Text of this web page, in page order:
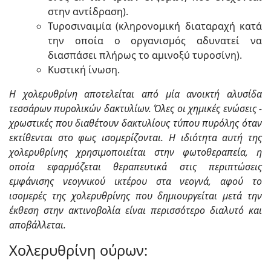
στην αντίδραση).
Τυροσιναιμία (κληρονομική διαταραχή κατά
την οποία ο οργανισμός αδυνατεί να
διασπάσει πλήρως το αμινοξύ τυροσίνη).
Κυστική ίνωση.
Η χολερυθρίνη αποτελείται από μία ανοικτή αλυσίδα
τεσσάρων πυρολικών δακτυλίων. Όλες οι χημικές ενώσεις -
χρωστικές που διαθέτουν δακτυλίους τύπου πυρόλης όταν
εκτίθενται στο φως ισομερίζονται. Η ιδιότητα αυτή της
χολερυθρίνης χρησιμοποιείται στην φωτοθεραπεία, η
οποία εφαρμόζεται θεραπευτικά στις περιπτώσεις
εμφάνισης νεογνικού ικτέρου στα νεογνά, αφού το
ισομερές της χολερυθρίνης που δημιουργείται μετά την
έκθεση στην ακτινοβολία είναι περισσότερο διαλυτό και
αποβάλλεται.
Χολερυθρίνη ούρων: